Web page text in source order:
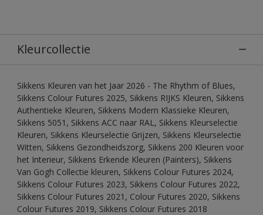
Kleurcollectie
Sikkens Kleuren van het Jaar 2026 - The Rhythm of Blues,
Sikkens Colour Futures 2025, Sikkens RIJKS Kleuren, Sikkens
Authentieke Kleuren, Sikkens Modern Klassieke Kleuren,
Sikkens 5051, Sikkens ACC naar RAL, Sikkens Kleurselectie
Kleuren, Sikkens Kleurselectie Grijzen, Sikkens Kleurselectie
Witten, Sikkens Gezondheidszorg, Sikkens 200 Kleuren voor
het Interieur, Sikkens Erkende Kleuren (Painters), Sikkens
Van Gogh Collectie kleuren, Sikkens Colour Futures 2024,
Sikkens Colour Futures 2023, Sikkens Colour Futures 2022,
Sikkens Colour Futures 2021, Colour Futures 2020, Sikkens
Colour Futures 2019, Sikkens Colour Futures 2018